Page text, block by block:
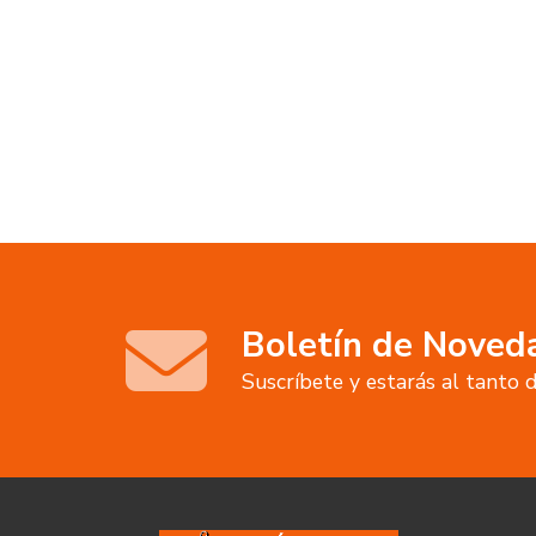
Boletín de
Suscríbete y estarás al tanto